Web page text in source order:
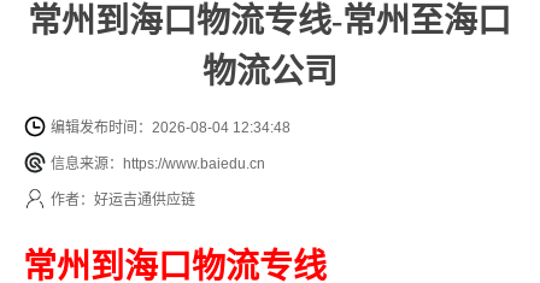
常州到海口物流专线-常州至海口
物流公司
编辑发布时间：2026-08-04 12:34:48
信息来源：https://www.baiedu.cn
作者：好运吉通供应链
常州到海口物流专线